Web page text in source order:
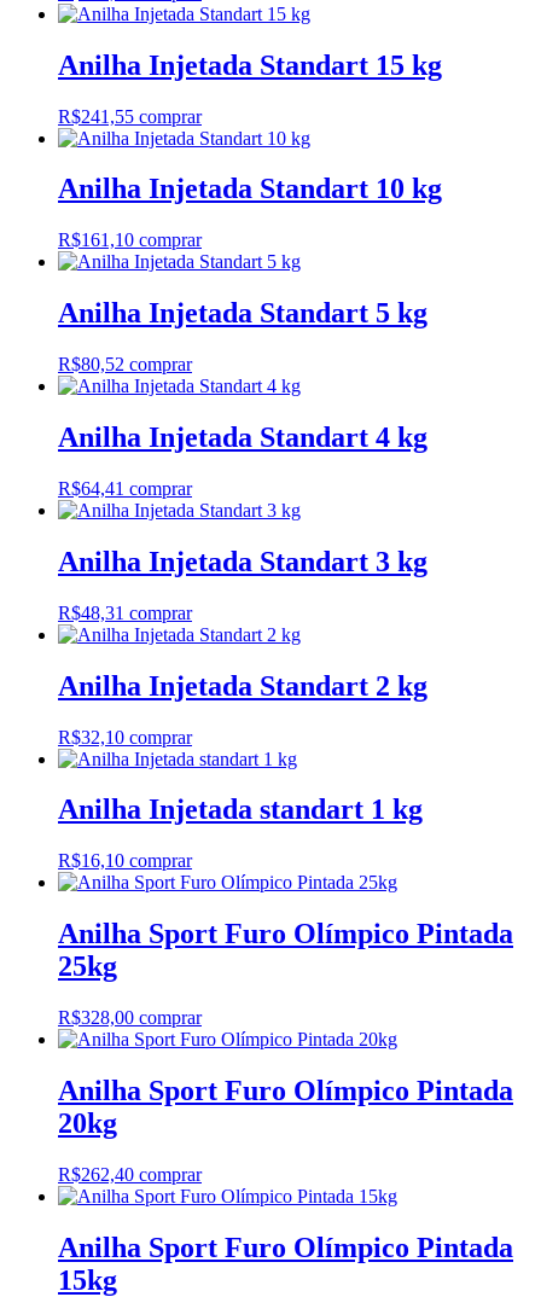
Anilha Injetada Standart 15 kg
R$241,55 comprar
Anilha Injetada Standart 10 kg
R$161,10 comprar
Anilha Injetada Standart 5 kg
R$80,52 comprar
Anilha Injetada Standart 4 kg
R$64,41 comprar
Anilha Injetada Standart 3 kg
R$48,31 comprar
Anilha Injetada Standart 2 kg
R$32,10 comprar
Anilha Injetada standart 1 kg
R$16,10 comprar
Anilha Sport Furo Olímpico Pintada
25kg
R$328,00 comprar
Anilha Sport Furo Olímpico Pintada
20kg
R$262,40 comprar
Anilha Sport Furo Olímpico Pintada
15kg